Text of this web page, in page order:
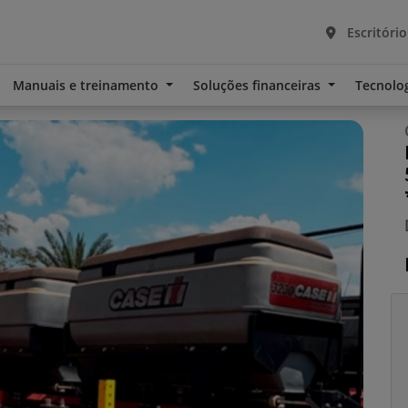
Manuais e treinamento Soluções financeiras